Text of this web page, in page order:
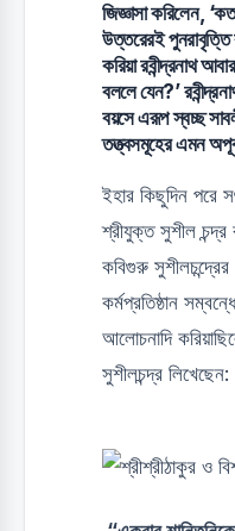
জিজ্ঞাসা করিলেন,
উত্তরেরই
করিয়া রবীন্দ্রনাথ
বললে যেন?’
বয়সে এরূপ স্বচ্ছ
তত্ত্বসমূহের এমন
ইহার কিছুদিন পরে
শ্রীযুক্ত সুশীল
কবিগুরু
কর্মপ্রতিষ্ঠান
আলোচনাদি
সুশীলচন্দ্র লিখেছেন: